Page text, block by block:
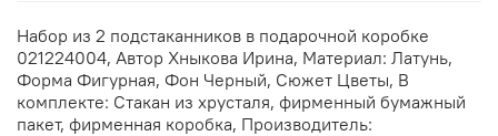
Набор из 2 подстаканников в подарочной коробке
021224004, Автор Хныкова Ирина, Материал: Латунь,
Форма Фигурная, Фон Черный, Сюжет Цветы, В
комплекте: Стакан из хрусталя, фирменный бумажный
пакет, фирменная коробка, Производитель: